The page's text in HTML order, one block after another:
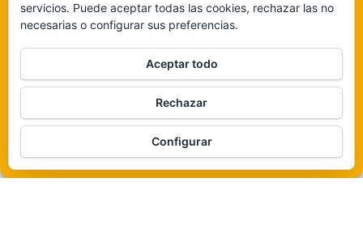
De ninguna manera
Veámos que hay aquí
Política de cookies
WordPress |Tema:
servicios. Puede aceptar todas las cookies, rechazar las no
necesarias o configurar sus preferencias.
Aceptar todo
Rechazar
Configurar